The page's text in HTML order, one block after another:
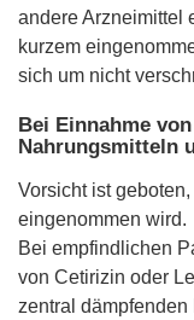
andere Arzneimittel
kurzem
sich um nicht
Bei Einnahme
Nahrungsmitteln
Vorsicht ist
eingenommen wird.
Bei empfindlichen
von Cetirizin oder
zentral